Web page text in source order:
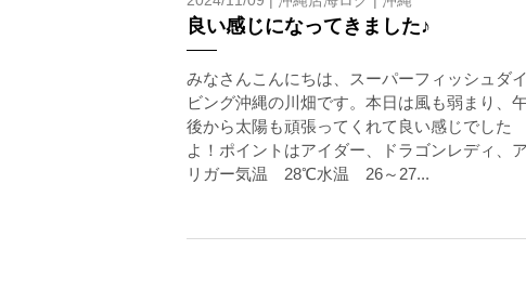
良い感じになってきました♪
みなさんこんにちは、スーパーフィッシュダイ
ビング沖縄の川畑です。本日は風も弱まり、
後から太陽も頑張ってくれて良い感じでした
よ！ポイントはアイダー、ドラゴンレディ、ア
リガー気温 28℃水温 26～27...